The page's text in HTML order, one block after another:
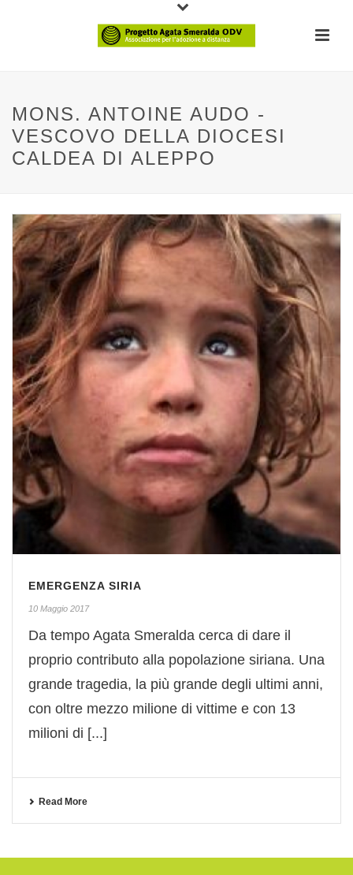
MONS. ANTOINE AUDO -
VESCOVO DELLA DIOCESI
CALDEA DI ALEPPO
EMERGENZA SIRIA
10 Maggio 2017
Da tempo Agata Smeralda cerca di dare il
proprio contributo alla popolazione siriana. Una
grande tragedia, la più grande degli ultimi anni,
con oltre mezzo milione di vittime e con 13
milioni di [...]
Read More